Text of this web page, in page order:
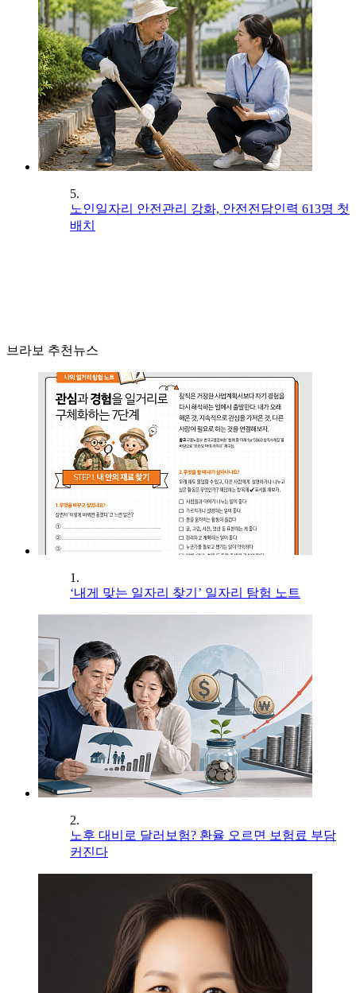
5.
노인일자리 안전관리 강화, 안전전담인력 613명 첫
배치
브라보 추천뉴스
1.
‘내게 맞는 일자리 찾기’ 일자리 탐험 노트
2.
노후 대비로 달러보험? 환율 오르면 보험료 부담
커진다